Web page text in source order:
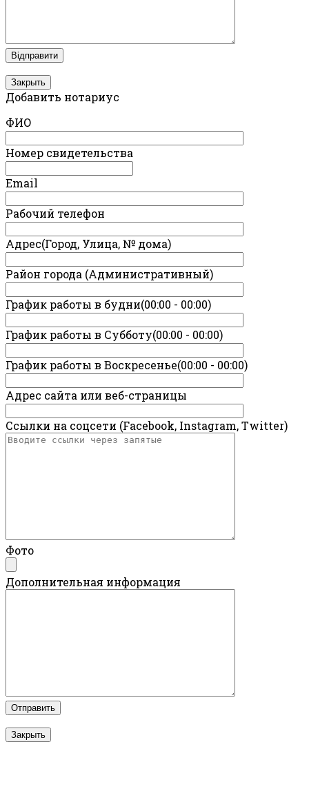
Закрыть
Добавить нотариус
ФИО
Номер свидетельства
Email
Рабочий телефон
Адрес(Город, Улица, № дома)
Район города (Административный)
График работы в будни(00:00 - 00:00)
График работы в Субботу(00:00 - 00:00)
График работы в Воскресенье(00:00 - 00:00)
Адрес сайта или веб-страницы
Ссылки на соцсети (Facebook, Instagram, Twitter)
Фото
Дополнительная информация
Закрыть